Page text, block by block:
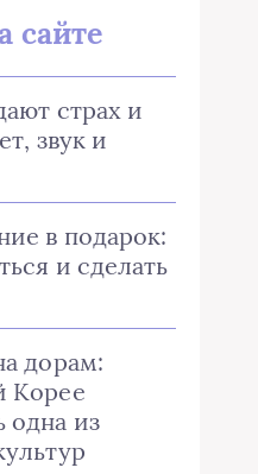
сайте
страх и
звук и
в подарок:
и сделать
дорам:
Корее
одна из